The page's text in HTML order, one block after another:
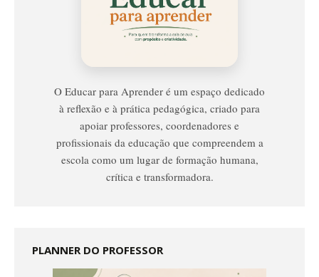
Educar
Para
O Educar para Aprender é um espaço dedicado
à reflexão e à prática pedagógica, criado para
apoiar professores, coordenadores e
profissionais da educação que compreendem a
escola como um lugar de formação humana,
crítica e transformadora.
PLANNER DO PROFESSOR